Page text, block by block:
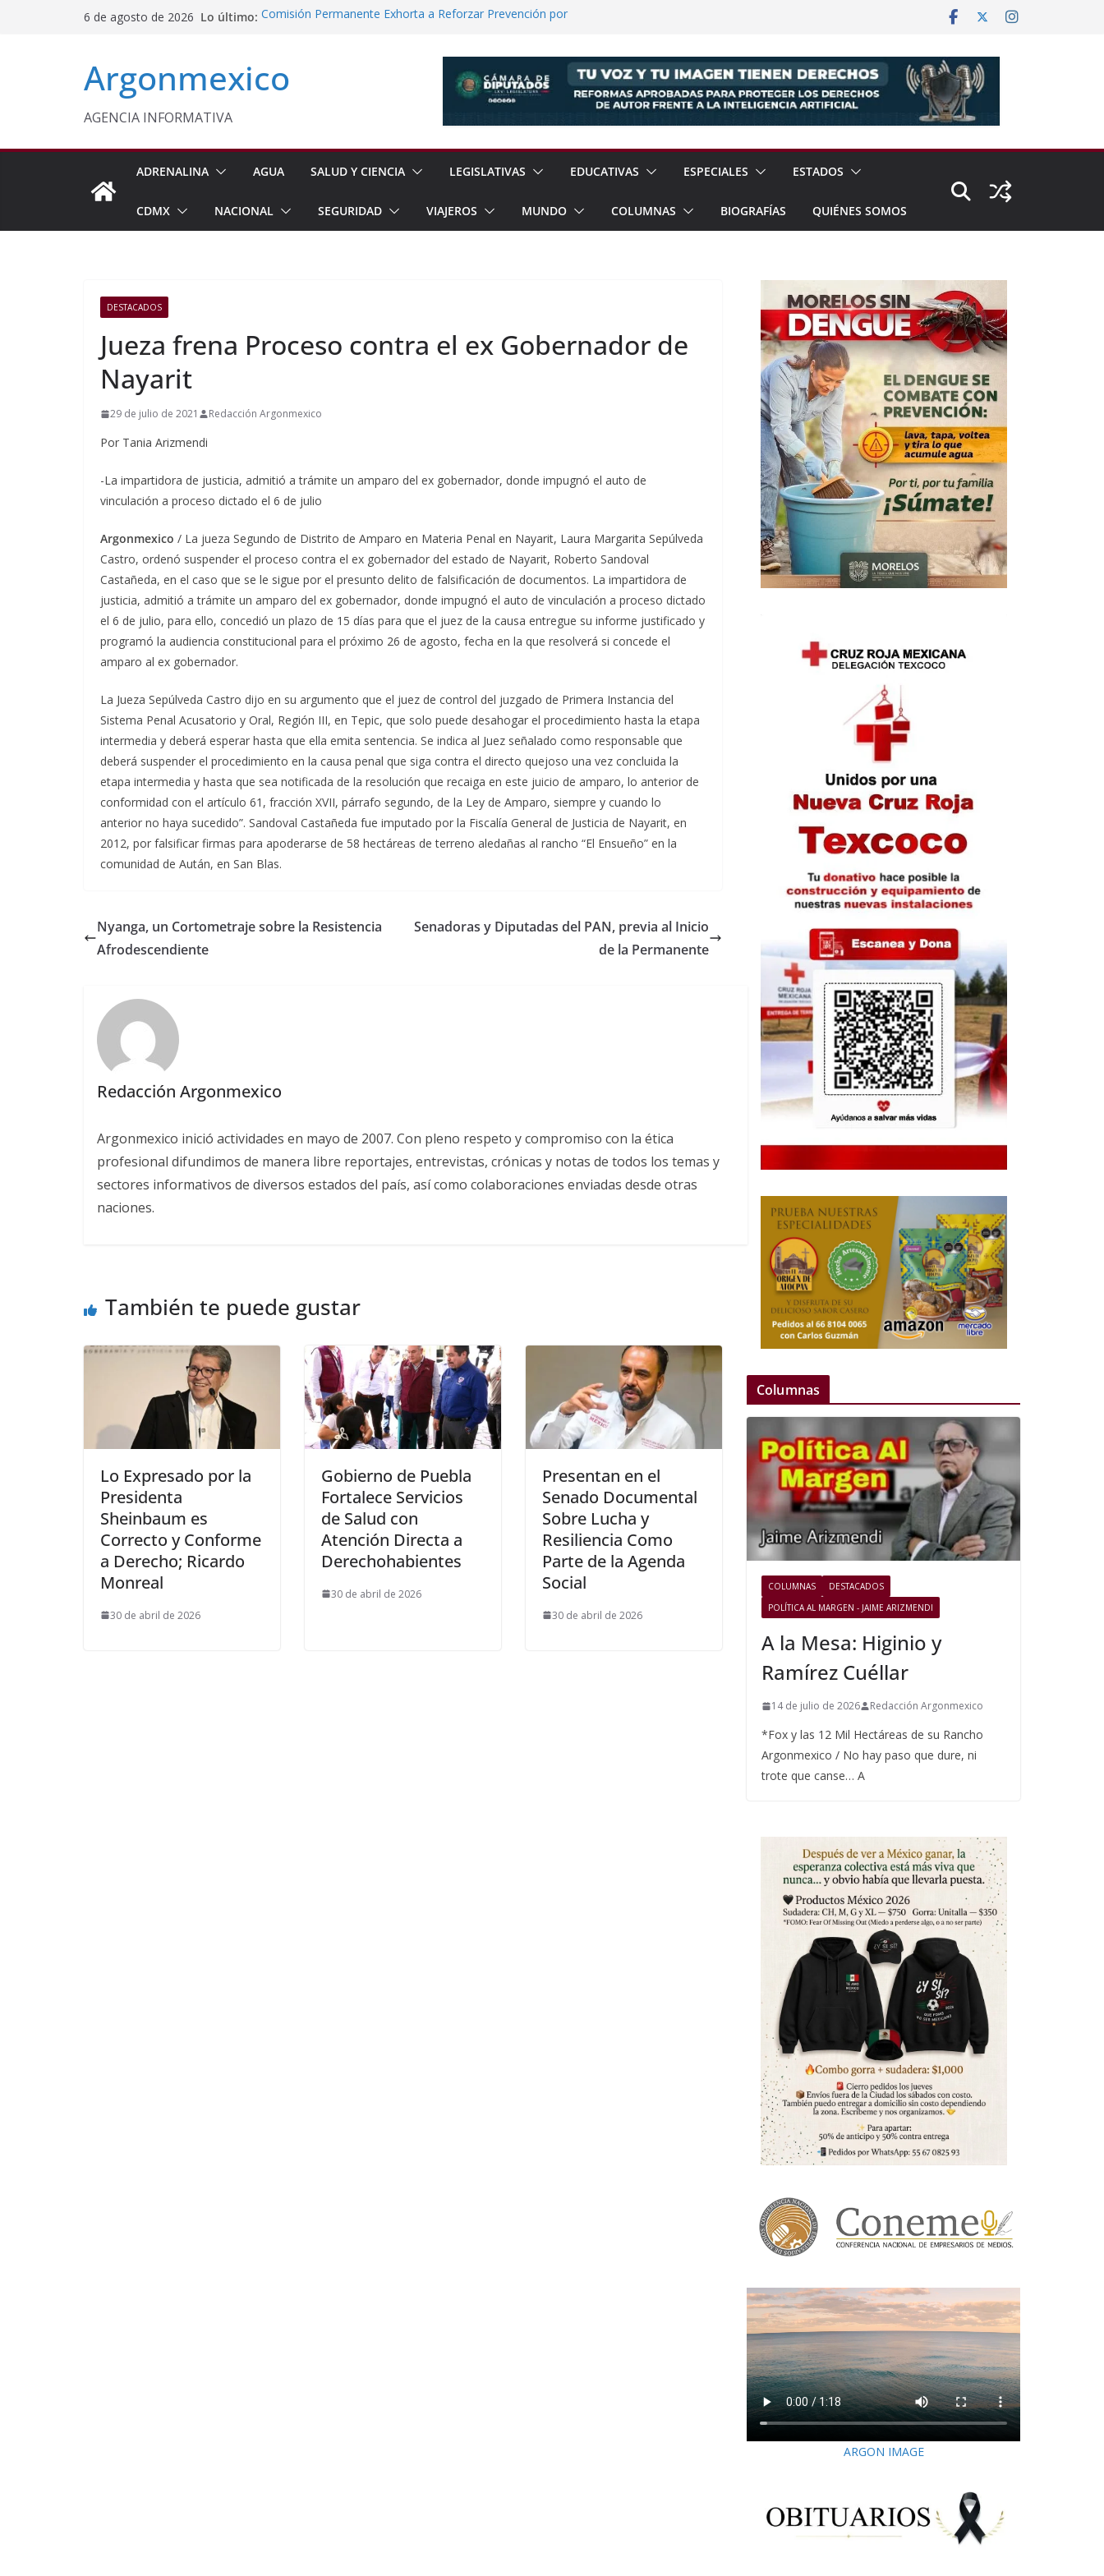
6 de agosto de 2026 Lo último: Comisión Permanente Exhorta a Reforzar Prevención por
Javier Saldaña Fortalece Aspiración con Multitudinario Evento
Reconoce ANTAD Morelos Estrategias de Seguridad de la
Siembra de 6.6 Millones de Árboles
Argonmexico
AGENCIA INFORMATIVA
ADRENALINA AGUA SALUD Y CIENCIA LEGISLATIVAS EDUCATIVAS ESPECIALES ESTADOS
CDMX NACIONAL SEGURIDAD VIAJEROS MUNDO COLUMNAS BIOGRAFÍAS QUIÉNES SOMOS
DESTACADOS
Jueza frena Proceso contra el ex Gobernador de
Nayarit
29 de julio de 2021 Redacción Argonmexico
Por Tania Arizmendi
-La impartidora de justicia, admitió a trámite un amparo del ex gobernador, donde impugnó el auto de
vinculación a proceso dictado el 6 de julio
Argonmexico / La jueza Segundo de Distrito de Amparo en Materia Penal en Nayarit, Laura Margarita Sepúlveda
Castro, ordenó suspender el proceso contra el ex gobernador del estado de Nayarit, Roberto Sandoval
Castañeda, en el caso que se le sigue por el presunto delito de falsificación de documentos. La impartidora de
justicia, admitió a trámite un amparo del ex gobernador, donde impugnó el auto de vinculación a proceso dictado
el 6 de julio, para ello, concedió un plazo de 15 días para que el juez de la causa entregue su informe justificado y
programó la audiencia constitucional para el próximo 26 de agosto, fecha en la que resolverá si concede el
amparo al ex gobernador.
La Jueza Sepúlveda Castro dijo en su argumento que el juez de control del juzgado de Primera Instancia del
Sistema Penal Acusatorio y Oral, Región III, en Tepic, que solo puede desahogar el procedimiento hasta la etapa
intermedia y deberá esperar hasta que ella emita sentencia. Se indica al Juez señalado como responsable que
deberá suspender el procedimiento en la causa penal que siga contra el directo quejoso una vez concluida la
etapa intermedia y hasta que sea notificada de la resolución que recaiga en este juicio de amparo, lo anterior de
conformidad con el artículo 61, fracción XVII, párrafo segundo, de la Ley de Amparo, siempre y cuando lo
anterior no haya sucedido”. Sandoval Castañeda fue imputado por la Fiscalía General de Justicia de Nayarit, en
2012, por falsificar firmas para apoderarse de 58 hectáreas de terreno aledañas al rancho “El Ensueño” en la
comunidad de Aután, en San Blas.
Nyanga, un Cortometraje sobre la Resistencia
Afrodescendiente
Senadoras y Diputadas del PAN, previa al Inicio
de la Permanente
Redacción Argonmexico
Argonmexico inició actividades en mayo de 2007. Con pleno respeto y compromiso con la ética
profesional difundimos de manera libre reportajes, entrevistas, crónicas y notas de todos los temas y
sectores informativos de diversos estados del país, así como colaboraciones enviadas desde otras
naciones.
También te puede gustar
Lo Expresado por la
Presidenta
Sheinbaum es
Correcto y Conforme
a Derecho; Ricardo
Monreal
30 de abril de 2026
Gobierno de Puebla
Fortalece Servicios
de Salud con
Atención Directa a
Derechohabientes
30 de abril de 2026
Presentan en el
Senado Documental
Sobre Lucha y
Resiliencia Como
Parte de la Agenda
Social
30 de abril de 2026
Columnas
COLUMNAS
DESTACADOS
POLÍTICA AL MARGEN - JAIME ARIZMENDI
A la Mesa: Higinio y
Ramírez Cuéllar
14 de julio de 2026 Redacción Argonmexico
*Fox y las 12 Mil Hectáreas de su Rancho
Argonmexico / No hay paso que dure, ni
trote que canse… A
ARGON IMAGE